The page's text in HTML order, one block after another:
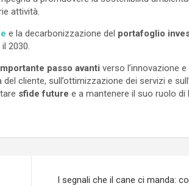
attività.
e la decarbonizzazione del portafoglio
2030.
passo avanti verso l’innovazione
cliente, sull’ottimizzazione dei servizi e
sfide future e a mantenere il suo ruolo di
I segnali che il cane ci manda: